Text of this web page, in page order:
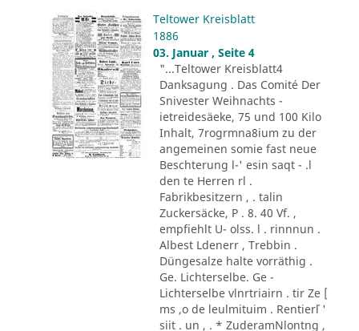
Teltower Kreisblatt
1886
03. Januar , Seite 4
"...Teltower Kreisblatt4
Danksagung . Das Comité Der
Snivester Weihnachts -
ietreidesäeke, 75 und 100 Kilo
Inhalt, 7rogrmna8ium zu der
angemeinen somie fast neue
Beschterung l-' esin saqt - .l
den te Herren rl .
Fabrikbesitzern , . talin
Zuckersäcke, P . 8. 40 Vf. ,
empfiehlt U- olss. l . rinnnun .
Albest Ldenerr , Trebbin .
Düngesalze halte vorräthig .
Ge. Lichterselbe. Ge -
Lichterselbe vlnrtriairn . tir Ze [
ms ,o de leulmituim . Rentier´l '
siit . un , . * ZuderamNlontng ,